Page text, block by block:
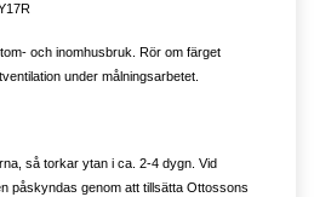
och inomhusbruk. Rör om färget
under målningsarbetet.
så torkar ytan i ca. 2-4 dygn. Vid
påskyndas genom att tillsätta Ottossons